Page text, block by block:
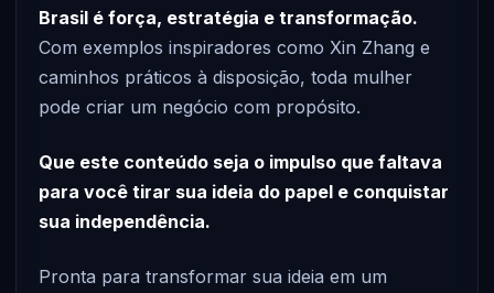
Brasil é força, estratégia e transformação.
Com exemplos inspiradores como Xin Zhang e
caminhos práticos à disposição, toda mulher
pode criar um negócio com propósito.
Que este conteúdo seja o impulso que faltava
para você tirar sua ideia do papel e conquistar
sua independência.
Pronta para transformar sua ideia em um